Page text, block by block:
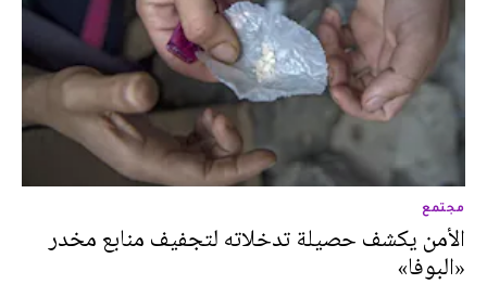
مجتمع
الأمن يكشف حصيلة تدخلاته لتجفيف منابع مخدر
«البوفا»